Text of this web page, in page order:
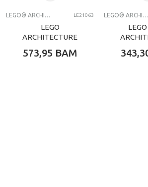
LEGO® ARCHITECTURE LE21063
LEGO
ARCHITECTURE
CASTLE
573,95 BAM
LEGO® ARCHITECTURE